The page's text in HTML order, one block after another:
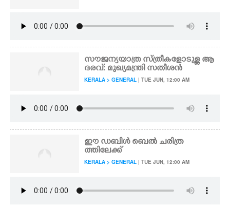
സൗജന്യയാത്ര സ്ത്രീകളോടുള്ള ആ
ദരവ്: മുഖ്യമന്ത്രി സതീശൻ
KERALA > GENERAL | TUE JUN, 12:00 AM
ഈ ഡബിൾ ബെൽ ചരിത്ര
ത്തിലേക്ക്
KERALA > GENERAL | TUE JUN, 12:00 AM